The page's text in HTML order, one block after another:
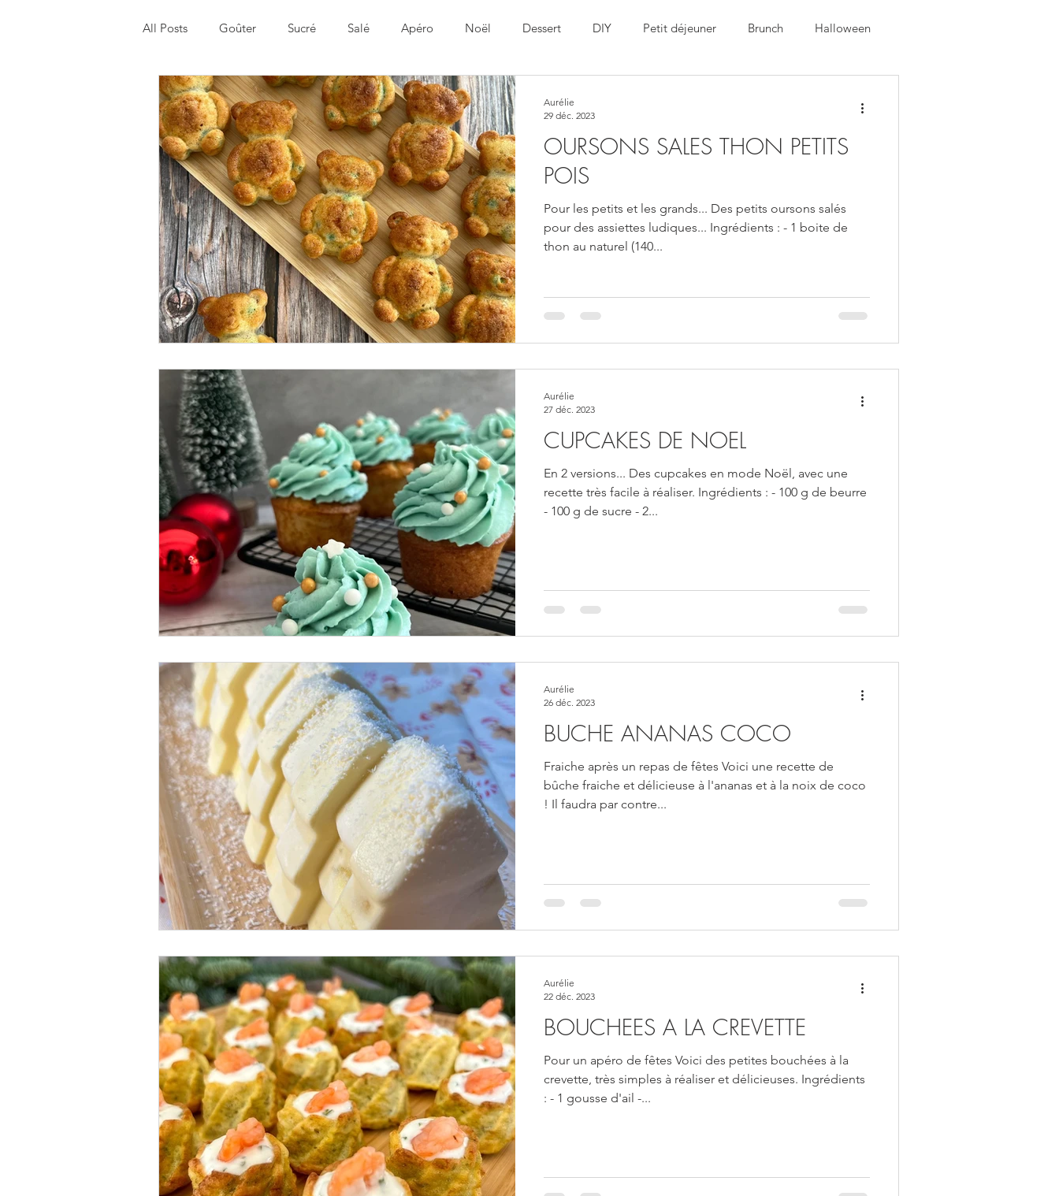
All Posts Goûter Sucré Salé Apéro Noël Dessert DIY Petit déjeuner Brunch Halloween
Menu de la semaine Healthy Pâques
OURSONS SALES THON PETITS
POIS
Pour les petits et les grands... Des petits oursons salés
pour des assiettes ludiques... Ingrédients : - 1 boite de
thon au naturel (140...
Aurélie
29 déc. 2023
CUPCAKES DE NOEL
En 2 versions... Des cupcakes en mode Noël, avec une
recette très facile à réaliser. Ingrédients : - 100 g de beurre
- 100 g de sucre - 2...
Aurélie
27 déc. 2023
BUCHE ANANAS COCO
Fraiche après un repas de fêtes Voici une recette de
bûche fraiche et délicieuse à l'ananas et à la noix de coco
! Il faudra par contre...
Aurélie
26 déc. 2023
BOUCHEES A LA CREVETTE
Pour un apéro de fêtes Voici des petites bouchées à la
crevette, très simples à réaliser et délicieuses. Ingrédients
: - 1 gousse d'ail -...
Aurélie
22 déc. 2023